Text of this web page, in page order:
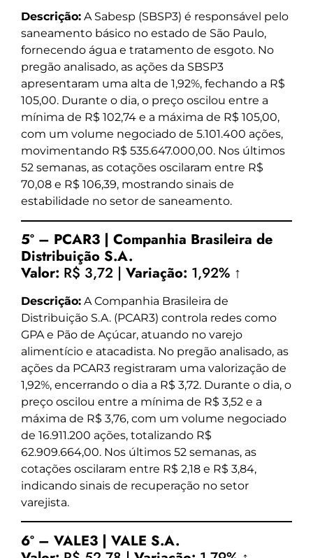
Descrição: A Sabesp (SBSP3) é responsável pelo
saneamento básico no estado de São Paulo,
fornecendo água e tratamento de esgoto. No
pregão analisado, as ações da SBSP3
apresentaram uma alta de 1,92%, fechando a R$
105,00. Durante o dia, o preço oscilou entre a
mínima de R$ 102,74 e a máxima de R$ 105,00,
com um volume negociado de 5.101.400 ações,
movimentando R$ 535.647.000,00. Nos últimos
52 semanas, as cotações oscilaram entre R$
70,08 e R$ 106,39, mostrando sinais de
estabilidade no setor de saneamento.
5º – PCAR3 | Companhia Brasileira de
Distribuição S.A.
Valor: R$ 3,72 | Variação: 1,92% ↑
Descrição: A Companhia Brasileira de
Distribuição S.A. (PCAR3) controla redes como
GPA e Pão de Açúcar, atuando no varejo
alimentício e atacadista. No pregão analisado, as
ações da PCAR3 registraram uma valorização de
1,92%, encerrando o dia a R$ 3,72. Durante o dia, o
preço oscilou entre a mínima de R$ 3,52 e a
máxima de R$ 3,76, com um volume negociado
de 16.911.200 ações, totalizando R$
62.909.664,00. Nos últimos 52 semanas, as
cotações oscilaram entre R$ 2,18 e R$ 3,84,
indicando sinais de recuperação no setor
varejista.
6º – VALE3 | VALE S.A.